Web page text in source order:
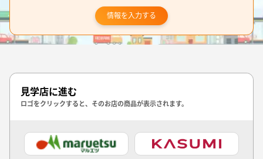
情報を入力する
見学店に進む
ロゴをクリックすると、そのお店の商品が表示されます。